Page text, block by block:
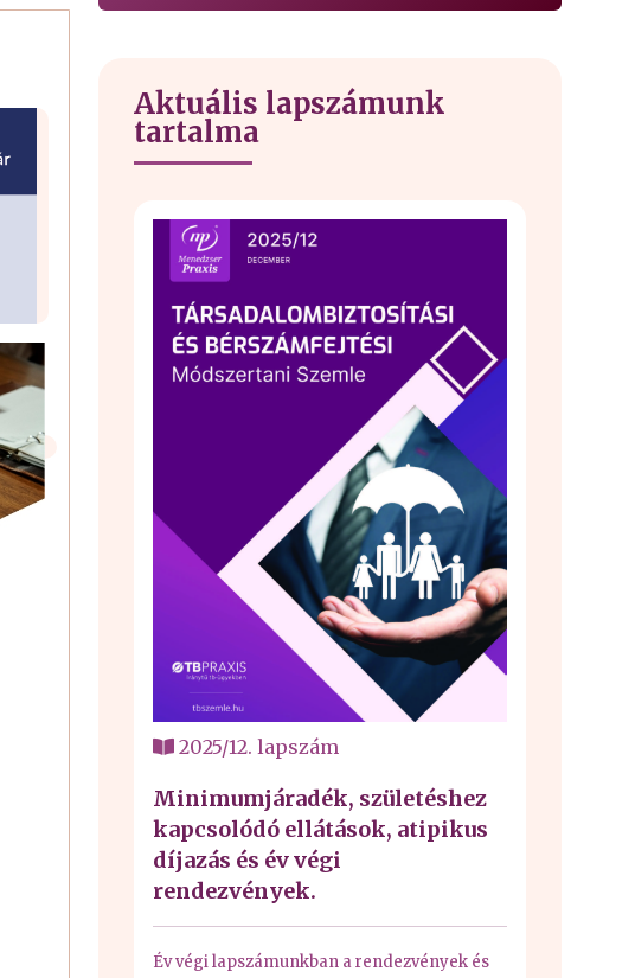
Aktuális lapszámunk
tartalma
2025/12. lapszám
Minimumjáradék, születéshez
kapcsolódó ellátások, atipikus
díjazás és év végi
rendezvények.
Év végi lapszámunkban a rendezvények és